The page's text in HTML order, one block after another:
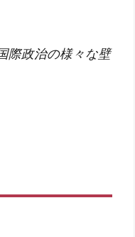
際政治の様々な壁